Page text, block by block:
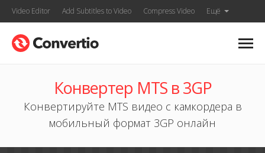
Video Editor Add Subtitles to Video Compress Video Ещё
Конвертер MTS в 3GP
Конвертируйте MTS видео с камкордера в
мобильный формат 3GP онлайн